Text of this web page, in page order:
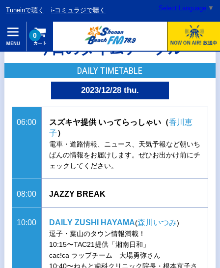
Tuneinで聴く i-コミュラジで聴く Select Language ▼
0
今日のタイムテーブル
DAILY TIMETABLE
2023/12/28 thu.
06:00 スズキヤ提供 いってらっしゃい（香川恵
子）
電車・道路情報、ニュース、天気予報など朝いち
ばんの情報をお届けします。ぜひお出かけ前にチ
ェックしてください。
08:00 JAZZY BREAK
10:00 DAILY ZUSHI HAYAMA(森川いつみ)
逗子・葉山のタウン情報満載！
10:15〜TAC21提供「湘南日和」
cac!ca ラップチーム 大場勇弥さん
10:40〜ねもと歯科クリニック院長・根本京子さ